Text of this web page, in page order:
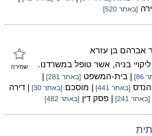
[באתר 520]
שמירה
אברהם בן עזרא
בניה, אשר טופל במשרדנו.
| בית-המשפט [באתר 281]
|
[באתר 441] | מוסכם [באתר 30] | דירה
[באתר 241] | פסק דין [באתר 482]